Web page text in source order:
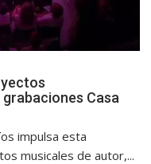
Casa
impulsa esta
musicales de autor,...